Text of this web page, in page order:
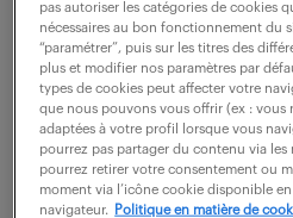
Rattaché(e) directement au
d'Exploitation et en
chargée d'exploitation, vous
très opérationnel et à
pas autoriser les catégories de cookies
nécessaires au bon fonctionnement du
“paramétrer”, puis sur les titres des
plus et modifier nos paramètres par
types de cookies peut affecter votre
que nous pouvons vous offrir (ex : vous
adaptées à votre profil lorsque vous
pourrez pas partager du contenu via les
pourrez retirer votre consentement ou
moment via l’icône cookie disponible
navigateur.
Politique en matière de